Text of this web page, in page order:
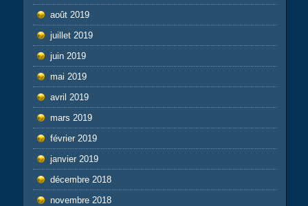
août 2019
juillet 2019
juin 2019
mai 2019
avril 2019
mars 2019
février 2019
janvier 2019
décembre 2018
novembre 2018